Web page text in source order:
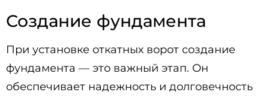
Создание фундамента
При установке откатных ворот создание
фундамента — это важный этап. Он
обеспечивает надежность и долговечность